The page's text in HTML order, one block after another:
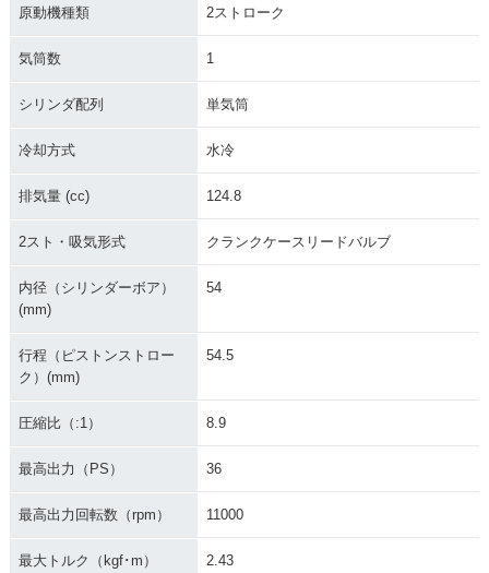
マイナーチェンジ
マイナーチェンジ
原動機種類 2ストローク
気筒数 1
シリンダ配列 単気筒
冷却方式 水冷
排気量 (cc) 124.8
2スト・吸気形式 クランクケースリードバルブ
内径（シリンダーボア）
(mm)
54
行程（ピストンストロー
ク）(mm)
54.5
圧縮比（:1） 8.9
最高出力（PS） 36
最高出力回転数（rpm） 11000
最大トルク（kgf･m） 2.43